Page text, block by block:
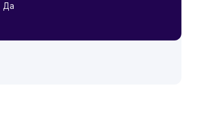
Да